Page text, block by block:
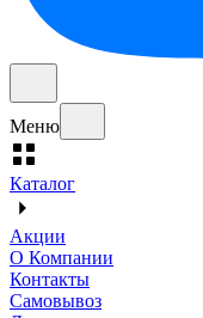
Меню
Каталог
Акции
О Компании
Контакты
Самовывоз